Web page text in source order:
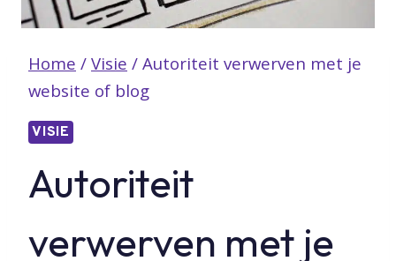
Home / Visie / Autoriteit verwerven met je
website of blog
VISIE
Autoriteit
verwerven met je